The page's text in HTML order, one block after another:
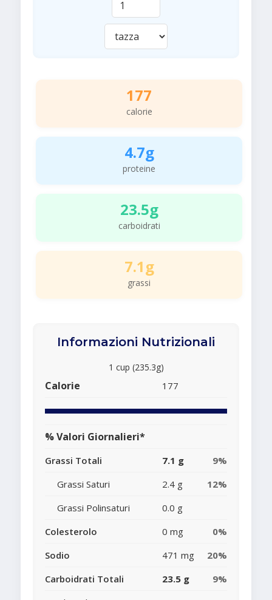
177
calorie
4.7g
proteine
23.5g
carboidrati
7.1g
grassi
Informazioni Nutrizionali
1 cup (235.3g)
Calorie 177
% Valori Giornalieri*
Grassi Totali 7.1 g
9%
Grassi Saturi
2.4 g
12%
Grassi Polinsaturi
0.0 g
Colesterolo
0 mg
0%
Sodio
471 mg
20%
Carboidrati Totali
23.5 g
9%